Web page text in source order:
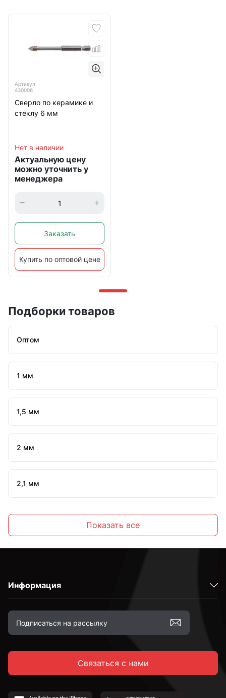
Артикул
430006
Сверло по керамике и
стеклу 6 мм
Нет в наличии
Актуальную цену
можно уточнить у
менеджера
Заказать
Купить по оптовой цене
Подборки товаров
Оптом
1 мм
1,5 мм
2 мм
2,1 мм
2,4 мм
2,5 мм
Показать все
Информация
Связаться с нами